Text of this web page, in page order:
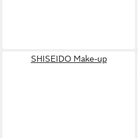
SHISEIDO Make-up